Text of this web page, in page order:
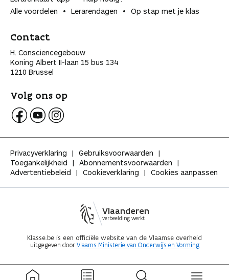
Alle voordelen
Lerarendagen Op stap met je klas
Contact
H. Consciencegebouw
Koning Albert II-laan 15 bus 134
1210 Brussel
Volg ons op
o
l
g
K
l
a
c
o
g
K
a
p
Y
u
t
o
g
K
l
a
p
I
s
Privacyverklaring
Gebruiksvoorwaarden
Toegankelijkheid
Abonnementsvoorwaarden
Advertentiebeleid
Cookieverklaring Cookies aanpassen
Vlaanderen
verbeelding werkt
Klasse.be is een officiële website van de Vlaamse overheid
uitgegeven door Vlaams Ministerie van Onderwijs en Vorming